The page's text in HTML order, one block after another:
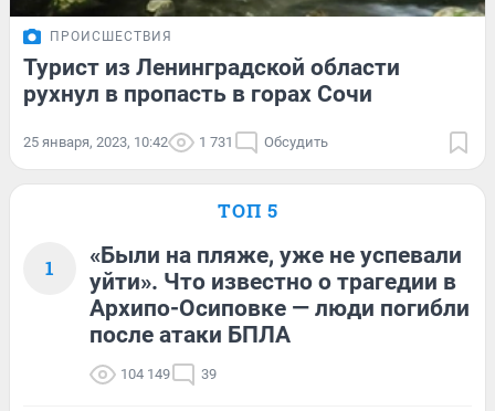
ПРОИСШЕСТВИЯ
Турист из Ленинградской области
рухнул в пропасть в горах Сочи
25 января, 2023, 10:42 1 731 Обсудить
ТОП 5
1
«Были на пляже, уже не успевали
уйти». Что известно о трагедии в
Архипо-Осиповке — люди погибли
после атаки БПЛА
104 149 39